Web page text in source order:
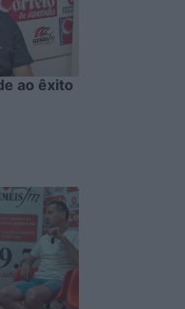
ao êxito